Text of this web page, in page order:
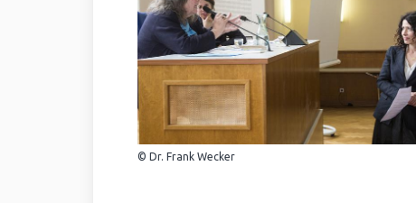
© Dr. Frank Wecker